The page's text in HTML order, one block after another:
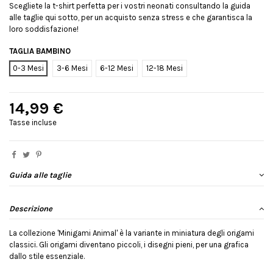
Scegliete la t-shirt perfetta per i vostri neonati consultando la guida
alle taglie qui sotto, per un acquisto senza stress e che garantisca la
loro soddisfazione!
TAGLIA BAMBINO
0-3 Mesi
3-6 Mesi 6-12 Mesi 12-18 Mesi
14,99 €
Tasse incluse
Guida alle taglie
Descrizione
La collezione 'Minigami Animal' è la variante in miniatura degli origami
classici. Gli origami diventano piccoli, i disegni pieni, per una grafica
dallo stile essenziale.